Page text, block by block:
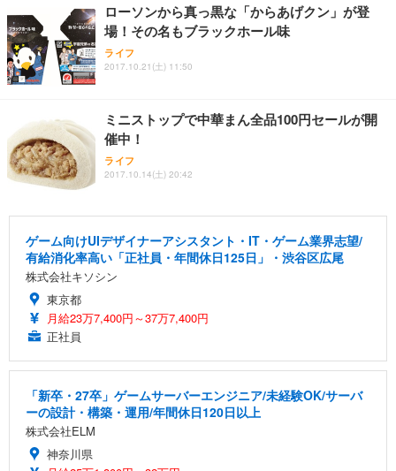
ローソンから真っ黒な「からあげクン」が登
場！その名もブラックホール味
ライフ
2017.10.21(土) 11:50
ミニストップで中華まん全品100円セールが開
催中！
ライフ
2017.10.14(土) 20:42
ゲーム向けUIデザイナーアシスタント・IT・ゲーム業界志望/
有給消化率高い「正社員・年間休日125日」・渋谷区広尾
株式会社キソシン
東京都
月給23万7,400円～37万7,400円
正社員
「新卒・27卒」ゲームサーバーエンジニア/未経験OK/サーバ
ーの設計・構築・運用/年間休日120日以上
株式会社ELM
神奈川県